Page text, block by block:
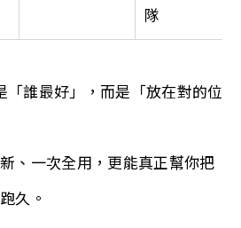
隊
「誰最好」，而是「放在對的位
、一次全用，更能真正幫你把
久。